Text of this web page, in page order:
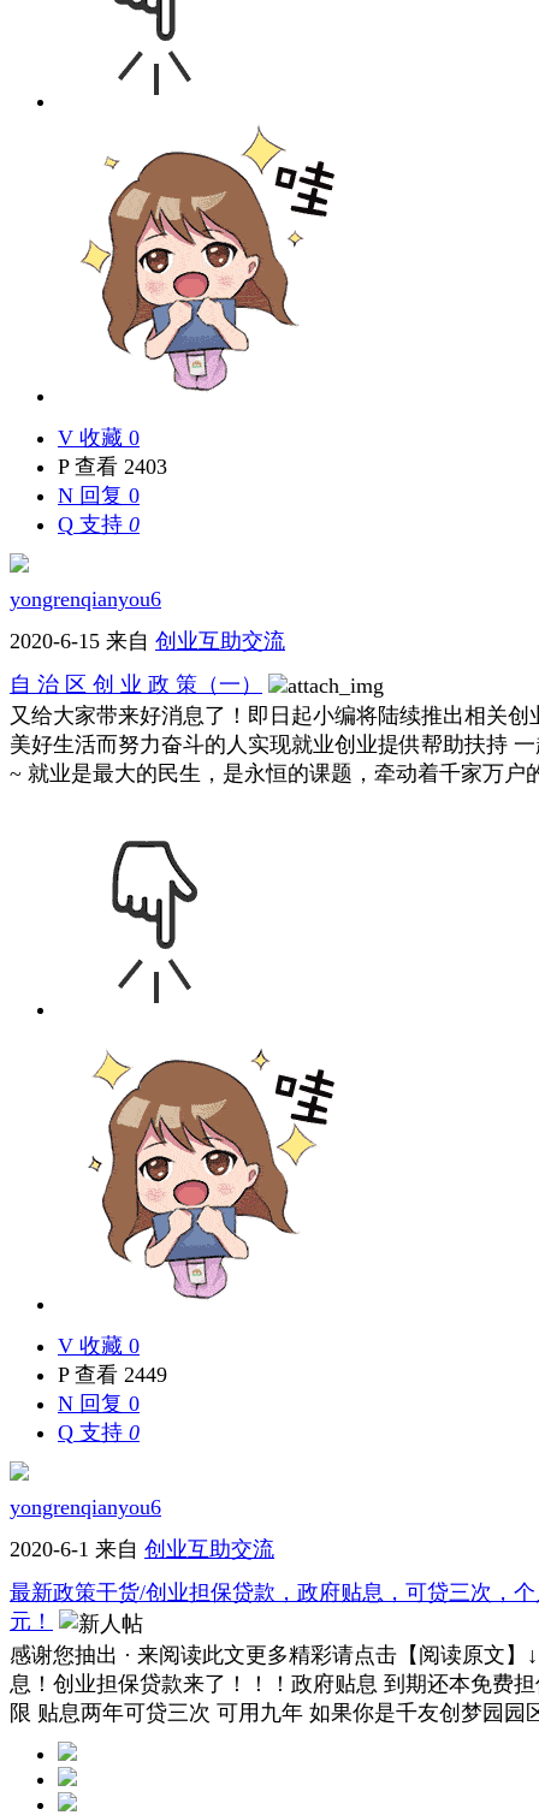
V 收藏 0
P查看 2403
N 回复 0
Q 支持 0
yongrenqianyou6
2020-6-15 来自 创业互助交流
自 治 区 创 业 政 策（一）
又给大家带来好消息了！即日起小编将陆续推出相关创
美好生活而努力奋斗的人实现就业创业提供帮助扶持
~ 就业是最大的民生，是永恒的课题，牵动着千家万户
V 收藏 0
P查看 2449
N 回复 0
Q 支持 0
yongrenqianyou6
2020-6-1 来自 创业互助交流
最新政策干货/创业担保贷款，政府贴息，可贷三次，
元！
感谢您抽出 · 来阅读此文更多精彩请点击【阅读原文】
息！创业担保贷款来了！！！政府贴息 到期还本免费
限 贴息两年可贷三次 可用九年 如果你是千友创梦园园